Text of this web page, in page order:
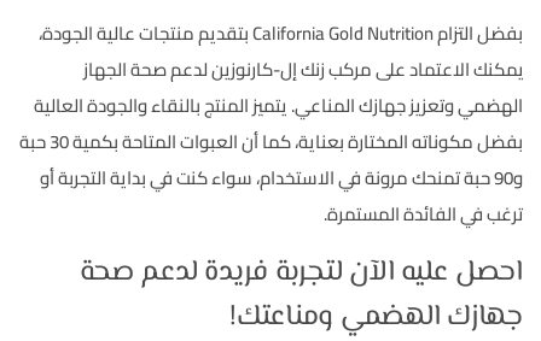
بفضل التزام California Gold Nutrition بتقديم منتجات عالية الجودة،
يمكنك الاعتماد على مركب زنك إل-كارنوزين لدعم صحة الجهاز
الهضمي وتعزيز جهازك المناعي. يتميز المنتج بالنقاء والجودة العالية
بفضل مكوناته المختارة بعناية، كما أن العبوات المتاحة بكمية 30 حبة
و90 حبة تمنحك مرونة في الاستخدام، سواء كنت في بداية التجربة أو
ترغب في الفائدة المستمرة.
احصل عليه الآن لتجربة فريدة لدعم صحة
جهازك الهضمي ومناعتك!